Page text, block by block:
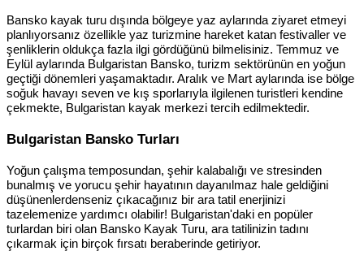
Bansko kayak turu dışında bölgeye yaz aylarında ziyaret etmeyi
planlıyorsanız özellikle yaz turizmine hareket katan festivaller ve
şenliklerin oldukça fazla ilgi gördüğünü bilmelisiniz. Temmuz ve
Eylül aylarında Bulgaristan Bansko, turizm sektörünün en yoğun
geçtiği dönemleri yaşamaktadır. Aralık ve Mart aylarında ise bölge
soğuk havayı seven ve kış sporlarıyla ilgilenen turistleri kendine
çekmekte, Bulgaristan kayak merkezi tercih edilmektedir.
Bulgaristan Bansko Turları
Yoğun çalışma temposundan, şehir kalabalığı ve stresinden
bunalmış ve yorucu şehir hayatının dayanılmaz hale geldiğini
düşünenlerdenseniz çıkacağınız bir ara tatil enerjinizi
tazelemenize yardımcı olabilir! Bulgaristan'daki en popüler
turlardan biri olan Bansko Kayak Turu, ara tatilinizin tadını
çıkarmak için birçok fırsatı beraberinde getiriyor.